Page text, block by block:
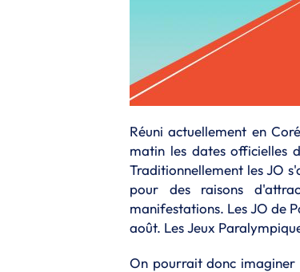
Réuni actuellement en
matin les dates officielles
Traditionnellement les JO
pour des raisons
manifestations. Les JO de
août. Les Jeux
On pourrait donc imaginer